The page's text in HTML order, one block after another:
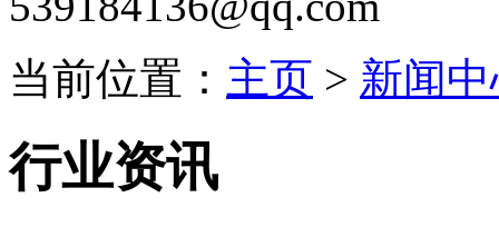
当前位置： 主页 > 新闻
行业资讯